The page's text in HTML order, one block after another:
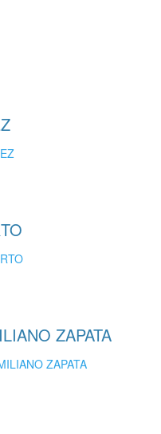
ZAPATA
ZAPATA